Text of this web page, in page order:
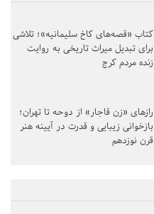
کتاب «قصه‌های کاخ سلیمانیه»؛ تلاشی
برای تبدیل میراث تاریخی به روایت
زنده مردم کرج
رازهای «زن قاجار» از دوحه تا تهران؛
بازخوانی زیبایی و قدرت در آیینه هنر
قرن نوزدهم